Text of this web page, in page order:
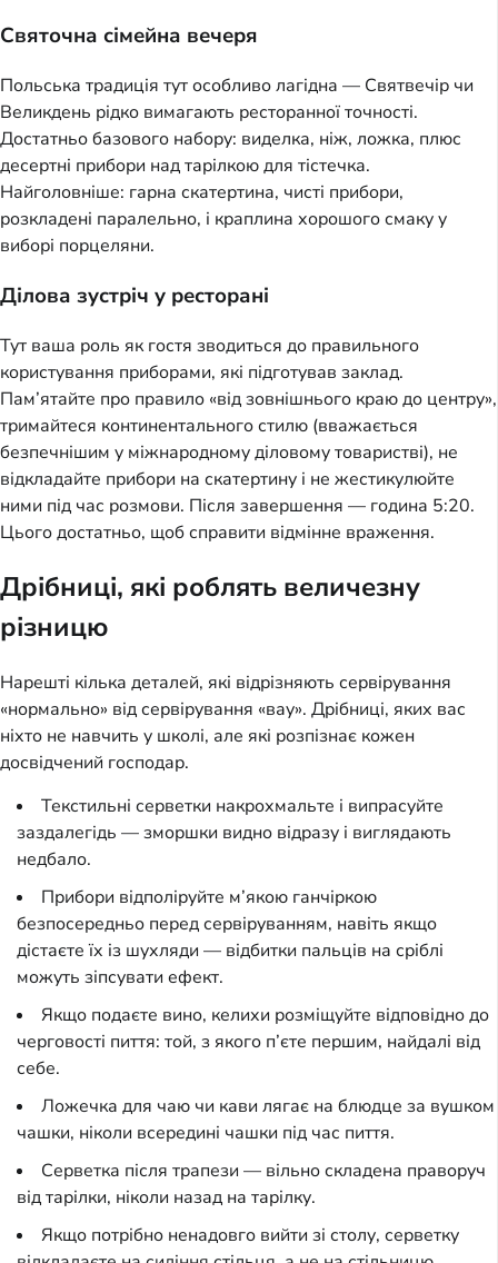
Святочна сімейна вечеря
Польська традиція тут особливо лагідна — Святвечір чи
Великдень рідко вимагають ресторанної точності.
Достатньо базового набору: виделка, ніж, ложка, плюс
десертні прибори над тарілкою для тістечка.
Найголовніше: гарна скатертина, чисті прибори,
розкладені паралельно, і краплина хорошого смаку у
виборі порцеляни.
Ділова зустріч у ресторані
Тут ваша роль як гостя зводиться до правильного
користування приборами, які підготував заклад.
Пам’ятайте про правило «від зовнішнього краю до центру»,
тримайтеся континентального стилю (вважається
безпечнішим у міжнародному діловому товаристві), не
відкладайте прибори на скатертину і не жестикулюйте
ними під час розмови. Після завершення — година 5:20.
Цього достатньо, щоб справити відмінне враження.
Дрібниці, які роблять величезну
різницю
Нарешті кілька деталей, які відрізняють сервірування
«нормально» від сервірування «вау». Дрібниці, яких вас
ніхто не навчить у школі, але які розпізнає кожен
досвідчений господар.
Текстильні серветки накрохмальте і випрасуйте
заздалегідь — зморшки видно відразу і виглядають
недбало.
Прибори відполіруйте м’якою ганчіркою
безпосередньо перед сервіруванням, навіть якщо
дістаєте їх із шухляди — відбитки пальців на сріблі
можуть зіпсувати ефект.
Якщо подаєте вино, келихи розміщуйте відповідно до
черговості пиття: той, з якого п’єте першим, найдалі від
себе.
Ложечка для чаю чи кави лягає на блюдце за вушком
чашки, ніколи всередині чашки під час пиття.
Серветка після трапези — вільно складена праворуч
від тарілки, ніколи назад на тарілку.
Якщо потрібно ненадовго вийти зі столу, серветку